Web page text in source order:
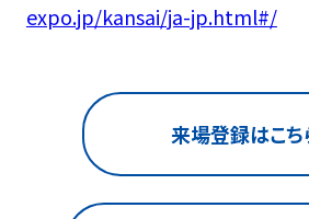
expo.jp/kansai/ja-jp.html#/
来場登録はこち